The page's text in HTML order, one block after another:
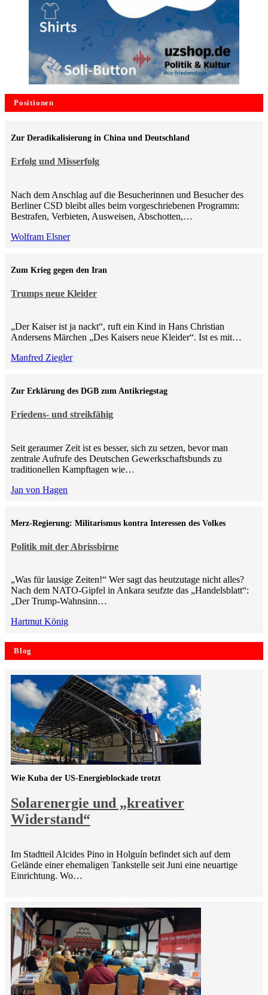
Positionen
Erfolg und Misserfolg
Zur Deradikalisierung in China und Deutschland
Nach dem Anschlag auf die Besucherinnen und Besucher des
Berliner CSD bleibt alles beim vorgeschriebenen Programm:
Bestrafen, Verbieten, Ausweisen, Abschotten,…
Wolfram Elsner
Trumps neue Kleider
Zum Krieg gegen den Iran
„Der Kaiser ist ja nackt“, ruft ein Kind in Hans Christian
Andersens Märchen „Des Kaisers neue Kleider“. Ist es mit…
Manfred Ziegler
Friedens- und streikfähig
Zur Erklärung des DGB zum Antikriegstag
Seit geraumer Zeit ist es besser, sich zu setzen, bevor man
zentrale Aufrufe des Deutschen Gewerkschaftsbunds zu
traditionellen Kampftagen wie…
Jan von Hagen
Politik mit der Abrissbirne
Merz-Regierung: Militarismus kontra Inte­ressen des Volkes
„Was für lausige Zeiten!“ Wer sagt das heutzutage nicht alles?
Nach dem NATO-Gipfel in Ankara seufzte das „Handelsblatt“:
„Der Trump-Wahnsinn…
Hartmut König
Blog
Solarenergie und „kreativer
Widerstand“
Wie Kuba der US-Energieblockade trotzt
Im Stadtteil Alcides Pino in Holguín befindet sich auf dem
Gelände einer ehemaligen Tankstelle seit Juni eine neuartige
Einrichtung. Wo…